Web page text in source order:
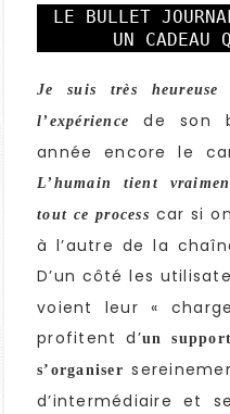
LE BULLET
UN CADEAU
Je suis très
l’expérience
de son
année encore le
L’humain tient
tout ce process car si
à l’autre de la
D’un côté les
voient leur «
profitent d’un
s’organiser
d’intermédiaire et